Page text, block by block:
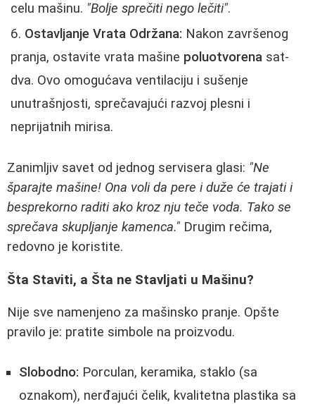
celu mašinu. "Bolje sprečiti nego lečiti".
Ostavljanje Vrata Održana: Nakon završenog
pranja, ostavite vrata mašine poluotvorena sat-
dva. Ovo omogućava ventilaciju i sušenje
unutrašnjosti, sprečavajući razvoj plesni i
neprijatnih mirisa.
Zanimljiv savet od jednog servisera glasi: "Ne
šparajte mašine! Ona voli da pere i duže će trajati i
besprekorno raditi ako kroz nju teče voda. Tako se
sprečava skupljanje kamenca." Drugim rečima,
redovno je koristite.
Šta Staviti, a Šta ne Stavljati u Mašinu?
Nije sve namenjeno za mašinsko pranje. Opšte
pravilo je: pratite simbole na proizvodu.
Slobodno: Porculan, keramika, staklo (sa
oznakom), nerđajući čelik, kvalitetna plastika sa